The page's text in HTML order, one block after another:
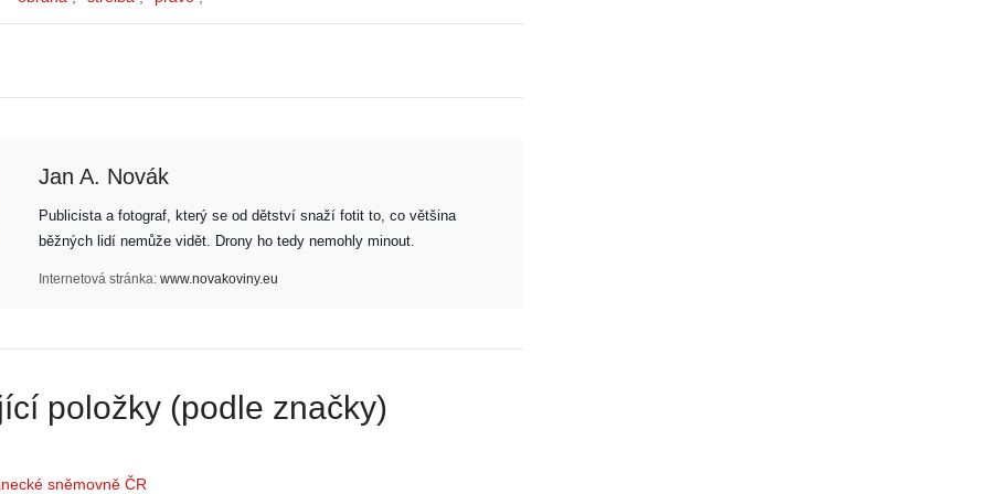
Jan A. Novák
Publicista a fotograf, který se od dětství snaží fotit to, co většina
běžných lidí nemůže vidět. Drony ho tedy nemohly minout.
Internetová stránka: www.novakoviny.eu
položky (podle značky)
sněmovně ČR
h
s
t
r